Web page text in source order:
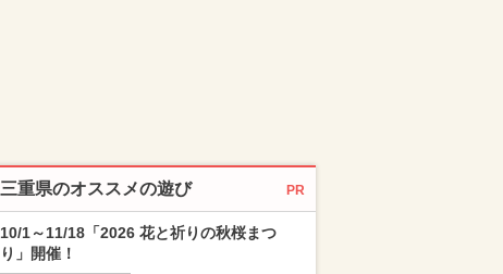
三重県のオススメの遊び PR
10/1～11/18「2026 花と祈りの秋桜まつ
り」開催！